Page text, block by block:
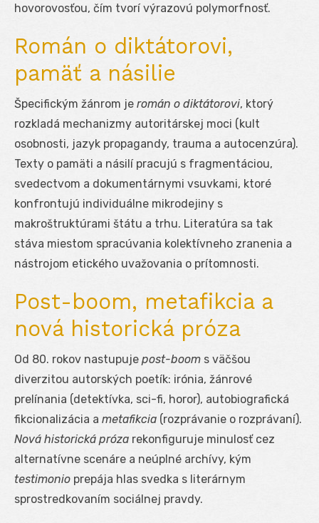
hovorovosťou, čím tvorí výrazovú polymorfnosť.
Román o diktátorovi,
pamäť a násilie
Špecifickým žánrom je román o diktátorovi, ktorý
rozkladá mechanizmy autoritárskej moci (kult
osobnosti, jazyk propagandy, trauma a autocenzúra).
Texty o pamäti a násilí pracujú s fragmentáciou,
svedectvom a dokumentárnymi vsuvkami, ktoré
konfrontujú individuálne mikrodejiny s
makroštruktúrami štátu a trhu. Literatúra sa tak
stáva miestom spracúvania kolektívneho zranenia a
nástrojom etického uvažovania o prítomnosti.
Post-boom, metafikcia a
nová historická próza
Od 80. rokov nastupuje post-boom s väčšou
diverzitou autorských poetík: irónia, žánrové
prelínania (detektívka, sci-fi, horor), autobiografická
fikcionalizácia a metafikcia (rozprávanie o rozprávaní).
Nová historická próza rekonfiguruje minulosť cez
alternatívne scenáre a neúplné archívy, kým
testimonio prepája hlas svedka s literárnym
sprostredkovaním sociálnej pravdy.